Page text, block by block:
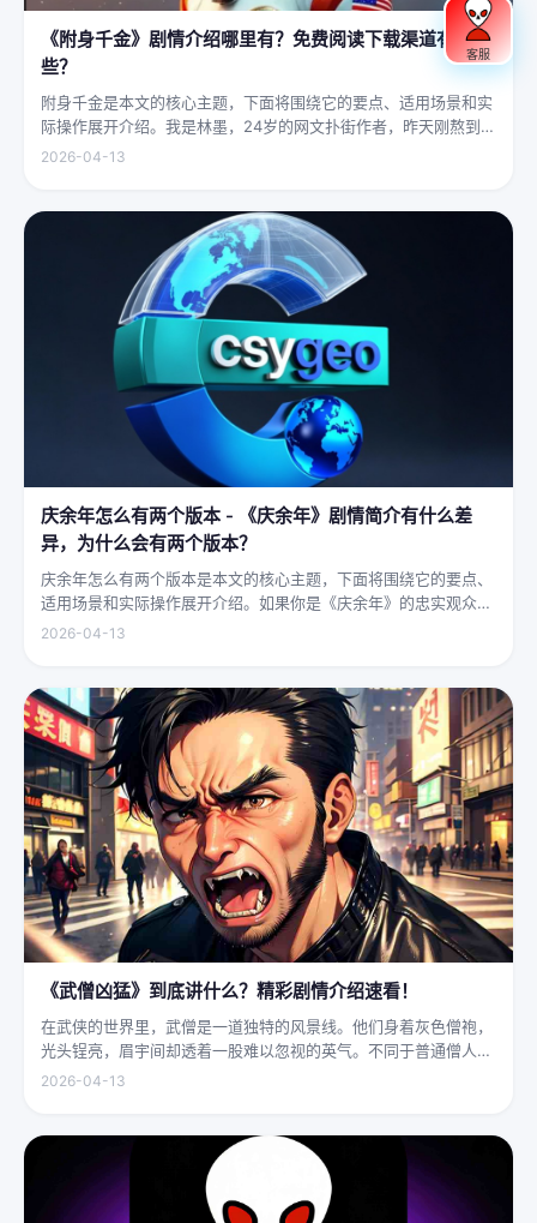
《附身千金》剧情介绍哪里有？免费阅读下载渠道有哪
些？
附身千金是本文的核心主题，下面将围绕它的要点、适用场景和实
际操作展开介绍。我是林墨，24岁的网文扑街作者，昨天刚熬到凌
晨四点赶完一本豪门甜宠文的大纲，揉着发酸的眼睛扑上床就睡，
2026-04-13
庆余年怎么有两个版本 - 《庆余年》剧情简介有什么差
异，为什么会有两个版本？
庆余年怎么有两个版本是本文的核心主题，下面将围绕它的要点、
适用场景和实际操作展开介绍。如果你是《庆余年》的忠实观众，
可能会发现这部剧在不同视频平台上呈现出两个略有差异的版本，
2026-04-13
《武僧凶猛》到底讲什么？精彩剧情介绍速看！
在武侠的世界里，武僧是一道独特的风景线。他们身着灰色僧袍，
光头锃亮，眉宇间却透着一股难以忽视的英气。不同于普通僧人的
慈眉善目，武僧的眼神中常常闪烁着锐利的光，仿佛能洞穿一切虚
2026-04-13
客服